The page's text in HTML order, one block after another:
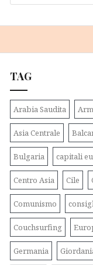
TAG
Arabia Saudita
Asia Centrale
Bulgaria capitali
Centro Asia Cile
Comunismo
Couchsurfing
Germania